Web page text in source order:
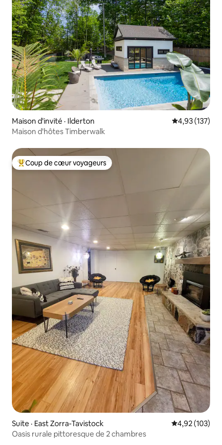
Maison d'invité · Ilderton Note
4,93 (137)
Maison d'hôtes Timberwalk
Coup de cœur voyageurs parmi les plus aimés
Coup de cœur voyageurs
Suite · East Zorra-Tavistock Note
4,92 (103)
Oasis rurale pittoresque de 2 chambres